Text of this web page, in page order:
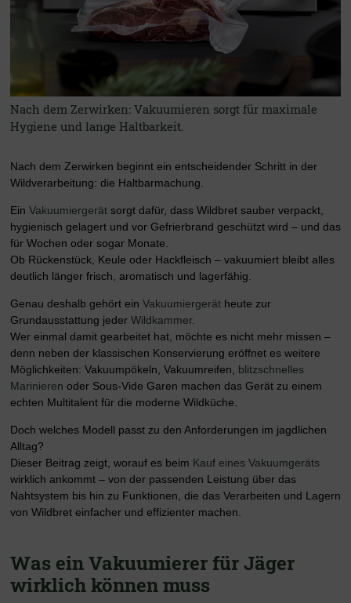
Nach dem Zerwirken: Vakuumieren sorgt für maximale
Hygiene und lange Haltbarkeit.
Nach dem Zerwirken beginnt ein entscheidender Schritt in der
Wildverarbeitung: die Haltbarmachung.
Ein Vakuumiergerät sorgt dafür, dass Wildbret sauber verpackt,
hygienisch gelagert und vor Gefrierbrand geschützt wird – und das
für Wochen oder sogar Monate.
Ob Rückenstück, Keule oder Hackfleisch – vakuumiert bleibt alles
deutlich länger frisch, aromatisch und lagerfähig.
Genau deshalb gehört ein Vakuumiergerät heute zur
Grundausstattung jeder Wildkammer.
Wer einmal damit gearbeitet hat, möchte es nicht mehr missen –
denn neben der klassischen Konservierung eröffnet es weitere
Möglichkeiten: Vakuumpökeln, Vakuumreifen, blitzschnelles
Marinieren oder Sous-Vide Garen machen das Gerät zu einem
echten Multitalent für die moderne Wildküche.
Doch welches Modell passt zu den Anforderungen im jagdlichen
Alltag?
Dieser Beitrag zeigt, worauf es beim Kauf eines Vakuumgeräts
wirklich ankommt – von der passenden Leistung über das
Nahtsystem bis hin zu Funktionen, die das Verarbeiten und Lagern
von Wildbret einfacher und effizienter machen.
Was ein Vakuumierer für Jäger
wirklich können muss